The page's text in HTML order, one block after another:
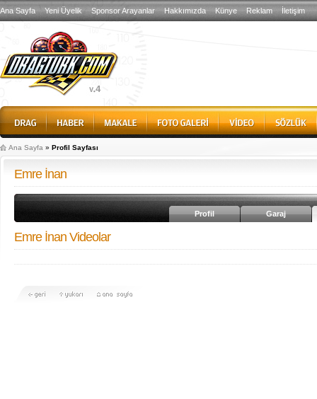
Ana Sayfa Yeni Üyelik Sponsor Arayanlar Hakkımızda Künye Reklam İletişim
Ana Sayfa » Profil Sayfası
Emre İnan
Garaj
Profil
Emre İnan Videolar